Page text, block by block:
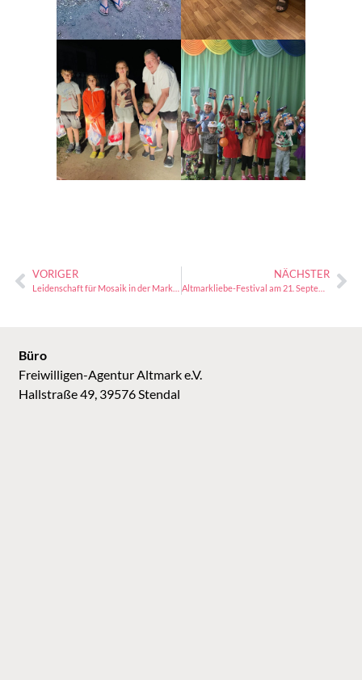
VORIGER NÄCHSTER
Altmarkliebe-Festival am 21. September: Euer Beitrag zählt!
Büro
Freiwilligen-Agentur Altmark e.V.
Hallstraße 49, 39576 Stendal